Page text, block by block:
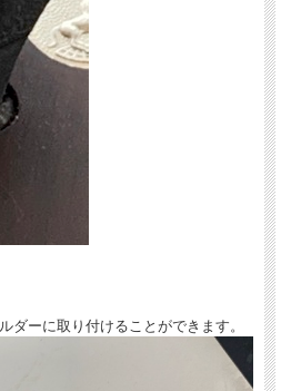
れております。（文字の並びは右からになっ
ダーに取り付けることができます。